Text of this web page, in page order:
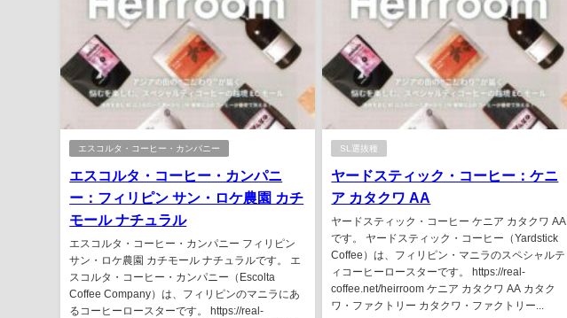
エスコルタ・コーヒー・カンパニー
エスコルタ・コーヒー・カンパニ
ー：フィリピン サン・ロケ農園 カチ
モール ナチュラル
エスコルタ・コーヒー・カンパニー フィリピン
サン・ロケ農園 カチモール ナチュラルです。 エ
スコルタ・コーヒー・カンパニー（Escolta
Coffee Company）は、フィリピンのマニラにあ
るコーヒーロースターです。 https://real-
SL選抜種
ヤードスティック・コーヒー：ケニ
ア カタクワ AA
ヤードスティック・コーヒー ケニア カタクワ AA
です。 ヤードスティック・コーヒー（Yardstick
Coffee）は、フィリピン・マニラのスペシャルテ
ィコーヒーロースターです。 https://real-
coffee.net/heirroom ケニア カタクワ AA カタク
ワ・ファクトリー カタクワ・ファクトリー...